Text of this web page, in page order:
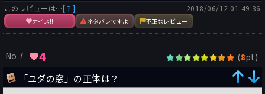
このレビューは…[？]
ナイス!! ネタバレですよ 不正なレビュー
2018/06/12 01:49:36
No.7 4 (8pt)
「ユダの窓」の正体は？